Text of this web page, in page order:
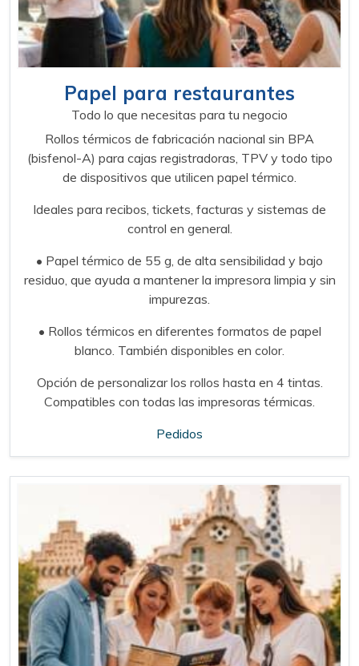
Papel para restaurantes
Todo lo que necesitas para tu negocio
Rollos térmicos de fabricación nacional sin BPA
(bisfenol-A) para cajas registradoras, TPV y todo tipo
de dispositivos que utilicen papel térmico.
Ideales para recibos, tickets, facturas y sistemas de
control en general.
• Papel térmico de 55 g, de alta sensibilidad y bajo
residuo, que ayuda a mantener la impresora limpia y sin
impurezas.
• Rollos térmicos en diferentes formatos de papel
blanco. También disponibles en color.
Opción de personalizar los rollos hasta en 4 tintas.
Compatibles con todas las impresoras térmicas.
Pedidos